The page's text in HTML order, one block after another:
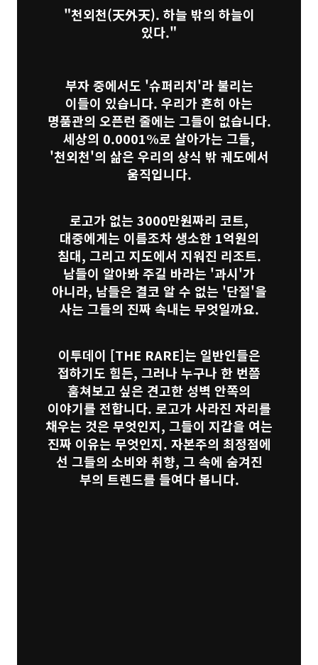
"천외천(天外天). 하늘 밖의 하늘이
있다."
부자 중에서도 '슈퍼리치'라 불리는
이들이 있습니다. 우리가 흔히 아는
명품관의 오픈런 줄에는 그들이 없습니다.
세상의 0.0001%로 살아가는 그들,
'천외천'의 삶은 우리의 상식 밖 궤도에서
움직입니다.
로고가 없는 3000만원짜리 코트,
대중에게는 이름조차 생소한 1억원의
침대, 그리고 지도에서 지워진 리조트.
남들이 알아봐 주길 바라는 '과시'가
아니라, 남들은 결코 알 수 없는 '단절'을
사는 그들의 진짜 속내는 무엇일까요.
이투데이 [THE RARE]는 일반인들은
접하기도 힘든, 그러나 누구나 한 번쯤
훔쳐보고 싶은 견고한 성벽 안쪽의
이야기를 전합니다. 로고가 사라진 자리를
채우는 것은 무엇인지, 그들이 지갑을 여는
진짜 이유는 무엇인지. 자본주의 최정점에
선 그들의 소비와 취향, 그 속에 숨겨진
부의 트렌드를 들여다 봅니다.